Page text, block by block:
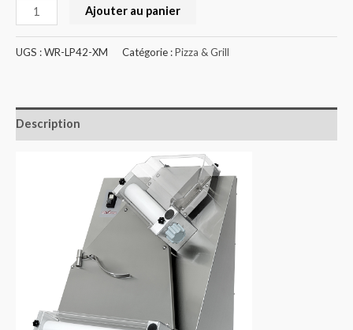
Ajouter au panier
UGS :WR-LP42-XM Catégorie :Pizza & Grill
Description